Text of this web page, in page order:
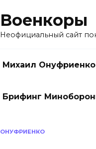
Военкоры
Неофициальный сайт
Михаил Онуфриенко
Брифинг
ОНУФРИЕНКО